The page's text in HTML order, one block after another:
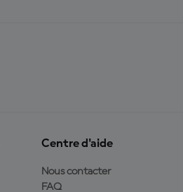
Centre d'aide
Nous contacter
FAQ